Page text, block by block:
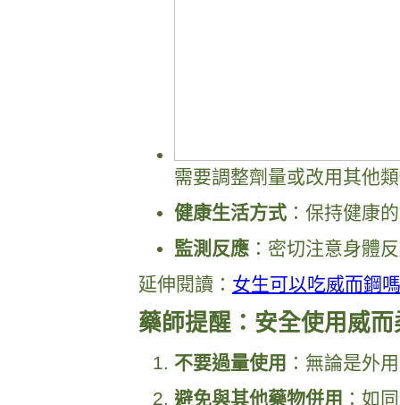
需要調整劑量或改用其他
健康生活方式 ：保持健康
監測反應 ：密切注意身體
延伸閱讀： 女生可以吃威而鋼
藥師提醒：安全使用威
不要過量使用 ：無論是外
避免與其他藥物併用 ：如